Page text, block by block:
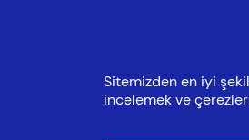
Sitemizden en iyi
incelemek ve